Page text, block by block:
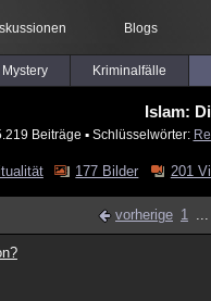
Blogs
Mystery Kriminalfälle
Islam:
Beiträge ▪ Schlüsselwörter:
177 Bilder 201
vorherige 1 ...